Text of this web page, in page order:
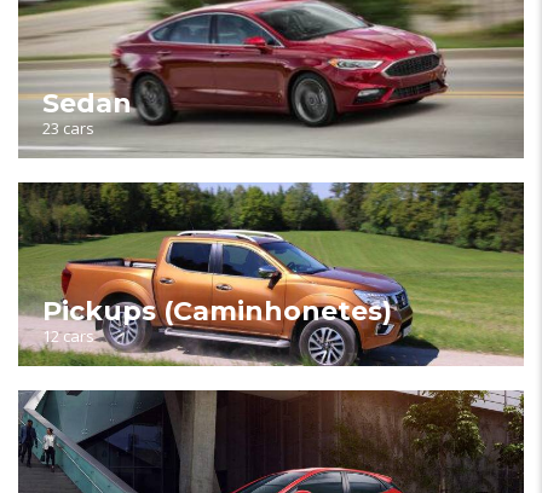
Sedan
23 cars
Pickups (Caminhonetes)
12 cars